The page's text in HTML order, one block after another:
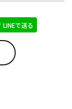
LINEで送る